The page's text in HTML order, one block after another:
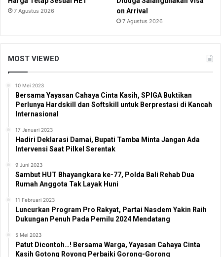
7 Agustus 2026
on Arrival
7 Agustus 2026
MOST VIEWED
10 Mei 2023
Bersama Yayasan Cahaya Cinta Kasih, SPIGA Buktikan
Perlunya Hardskill dan Softskill untuk Berprestasi di Kancah
Internasional
17 Januari 2023
Hadiri Deklarasi Damai, Bupati Tamba Minta Jangan Ada
Intervensi Saat Pilkel Serentak
9 Juni 2023
Sambut HUT Bhayangkara ke-77, Polda Bali Rehab Dua
Rumah Anggota Tak Layak Huni
11 Februari 2023
Luncurkan Program Pro Rakyat, Partai Nasdem Yakin Raih
Dukungan Penuh Pada Pemilu 2024 Mendatang
5 Mei 2023
Patut Dicontoh…! Bersama Warga, Yayasan Cahaya Cinta
Kasih Gotong Royong Perbaiki Gorong-Gorong